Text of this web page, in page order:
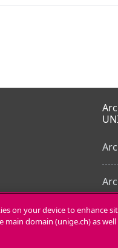
on your device to enhance
domain (unige.ch) as